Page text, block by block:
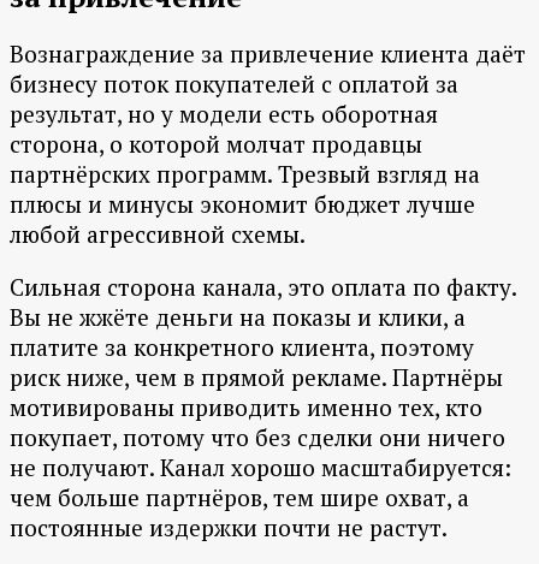
Вознаграждение за привлечение клиента даёт
бизнесу поток покупателей с оплатой за
результат, но у модели есть оборотная
сторона, о которой молчат продавцы
партнёрских программ. Трезвый взгляд на
плюсы и минусы экономит бюджет лучше
любой агрессивной схемы.
Сильная сторона канала, это оплата по факту.
Вы не жжёте деньги на показы и клики, а
платите за конкретного клиента, поэтому
риск ниже, чем в прямой рекламе. Партнёры
мотивированы приводить именно тех, кто
покупает, потому что без сделки они ничего
не получают. Канал хорошо масштабируется:
чем больше партнёров, тем шире охват, а
постоянные издержки почти не растут.